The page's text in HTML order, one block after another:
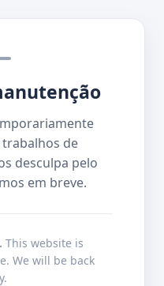
de
desculpa pelo
em breve.
This website is
We will be back